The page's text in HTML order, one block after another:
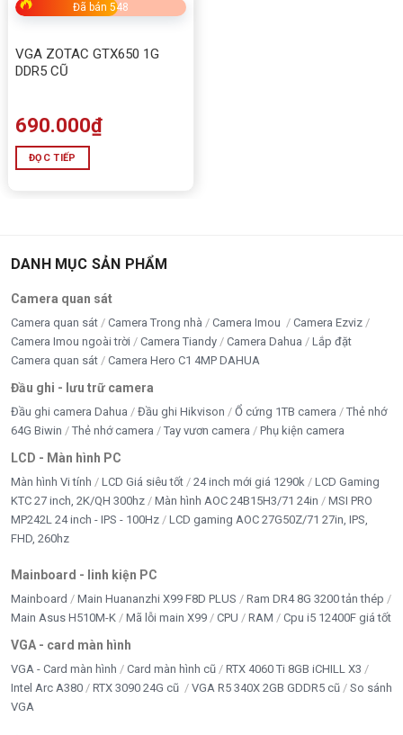
Đã bán 548
VGA ZOTAC GTX650 1G
DDR5 CŨ
690.000₫
ĐỌC TIẾP
DANH MỤC SẢN PHẨM
Camera quan sát
Camera quan sát Camera Trong nhà Camera Imou
Camera Ezviz
Camera Imou ngoài trời
Camera Tiandy Camera Dahua
Lắp đặt
Camera quan sát
Camera Hero C1 4MP DAHUA
Đầu ghi - lưu trữ camera
Đầu ghi camera Dahua Đầu ghi Hikvison Ổ cứng 1TB camera
Thẻ nhớ
64G Biwin
Thẻ nhớ camera Tay vươn camera Phụ kiện camera
LCD - Màn hình PC
Màn hình Vi tính LCD Giá siêu tốt 24 inch mới giá 1290k
LCD Gaming
KTC 27 inch, 2K/QH 300hz
Màn hình AOC 24B15H3/71 24in
MSI PRO
MP242L 24 inch - IPS - 100Hz
LCD gaming AOC 27G50Z/71 27in, IPS,
FHD, 260hz
Mainboard - linh kiện PC
Mainboard Main Huananzhi X99 F8D PLUS
Ram DR4 8G 3200 tản thép
Main Asus H510M-K
Mã lỗi main X99 CPU RAM Cpu i5 12400F giá tốt
VGA - card màn hình
VGA - Card màn hình Card màn hình cũ
RTX 4060 Ti 8GB iCHILL X3
Intel Arc A380
RTX 3090 24G cũ VGA R5 340X 2GB GDDR5 cũ
So sánh
VGA